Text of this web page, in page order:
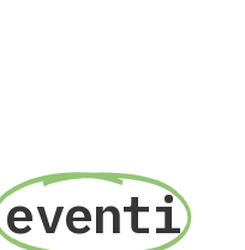
eventi